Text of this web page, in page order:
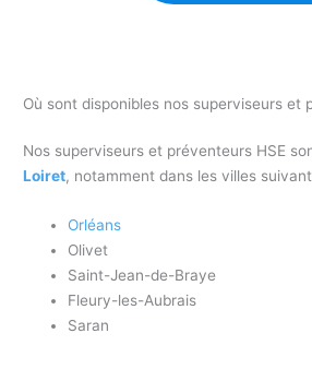
Où sont disponibles nos superviseurs et
Nos superviseurs et préventeurs HSE
Loiret, notamment dans les villes
Orléans
Olivet
Saint-Jean-de-Braye
Fleury-les-Aubrais
Saran